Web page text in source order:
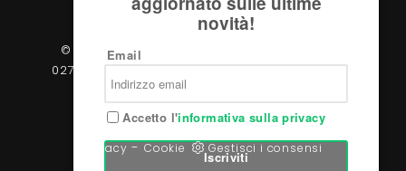
© 2026 - Perbellini Arredamenti S.r.l. - P.IVA
02783400233 - Via Verdi, 31/A - 37060, Castel
d'Azzano (Verona)
Privacy-Cookie Gestisci i consensi
novità!
Email
Accetto l'informativa sulla privacy
Iscriviti